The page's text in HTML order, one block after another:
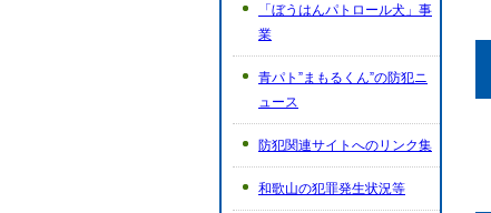
「ぼうはんパトロール犬」事
業
青パト”まもるくん”の防犯ニ
ュース
防犯関連サイトへのリンク集
和歌山の犯罪発生状況等